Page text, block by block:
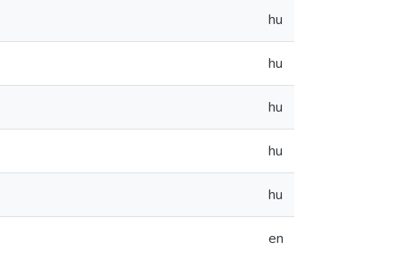
hu
hu
hu
hu
hu
en